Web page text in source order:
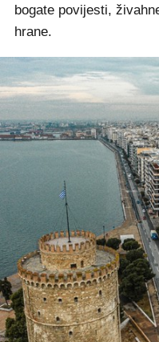
bogate povijesti,
hrane.